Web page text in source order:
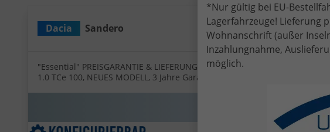
Dacia Sandero Wir rufen Sie an!
PDF-Datei, Fahrzeugexposé
Angebot drucken
"Essential" PREISGARANTIE & LIEFERUNG KOSTENLOS!
1.0 TCe 100, NEUES MODELL, 3 Jahre Garantie,
Fahrersitz höhenverstellbar
Skoda
*Nur gültig bei EU-
Lagerfahrzeuge! Lieferung
Wohnanschrift (außer
Inzahlungnahme,
möglich.